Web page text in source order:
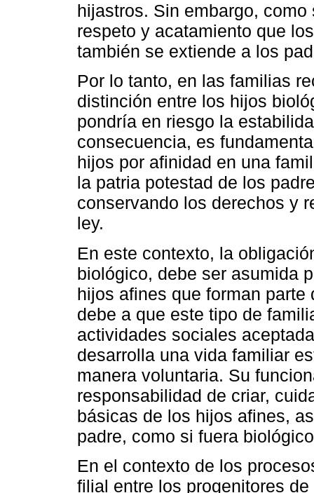
hijastros. Sin embargo,
respeto y acatamiento que
también se extiende a los
Por lo tanto, en las familias
distinción entre los hijos
pondría en riesgo la
consecuencia, es
hijos por afinidad en una
la patria potestad de los
conservando los derechos y
ley.
En este contexto, la
biológico, debe ser asumida
hijos afines que forman
debe a que este tipo de
actividades sociales
desarrolla una vida familiar
manera voluntaria. Su
responsabilidad de criar,
básicas de los hijos afines,
padre, como si fuera
En el contexto de los
filial entre los progenitores